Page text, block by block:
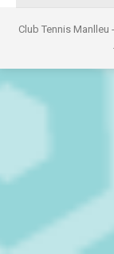
Club Tennis Manlleu